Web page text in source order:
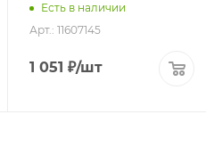
Есть в наличии
Арт.: 11607145
1 051 ₽/шт